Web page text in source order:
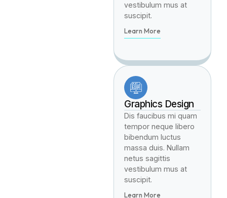
vestibulum mus at
suscipit.
Learn More
Graphics Design
Dis faucibus mi quam
tempor neque libero
bibendum luctus
massa duis. Nullam
netus sagittis
vestibulum mus at
suscipit.
Learn More